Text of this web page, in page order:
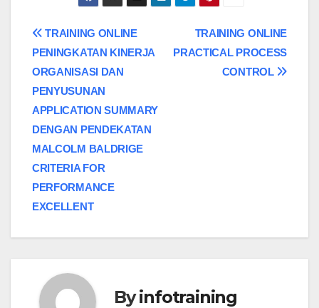
Post
navigation
TRAINING ONLINE
PRACTICAL PROCESS
CONTROL
TRAINING ONLINE
PENINGKATAN KINERJA
ORGANISASI DAN
PENYUSUNAN
APPLICATION SUMMARY
DENGAN PENDEKATAN
MALCOLM BALDRIGE
CRITERIA FOR
PERFORMANCE
EXCELLENT
Byinfotraining